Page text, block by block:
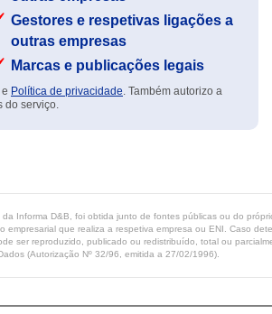
Gestores e respetivas ligações a
outras empresas
Marcas e publicações legais
e Política de privacidade. Também autorizo a
do serviço.
Informa D&B, foi obtida junto de fontes públicas ou do
que realiza a respetiva empresa ou ENI. Caso
ser reproduzido, publicado ou redistribuído, total ou
(Autorização Nº 32/96, emitida a 27/02/1996).